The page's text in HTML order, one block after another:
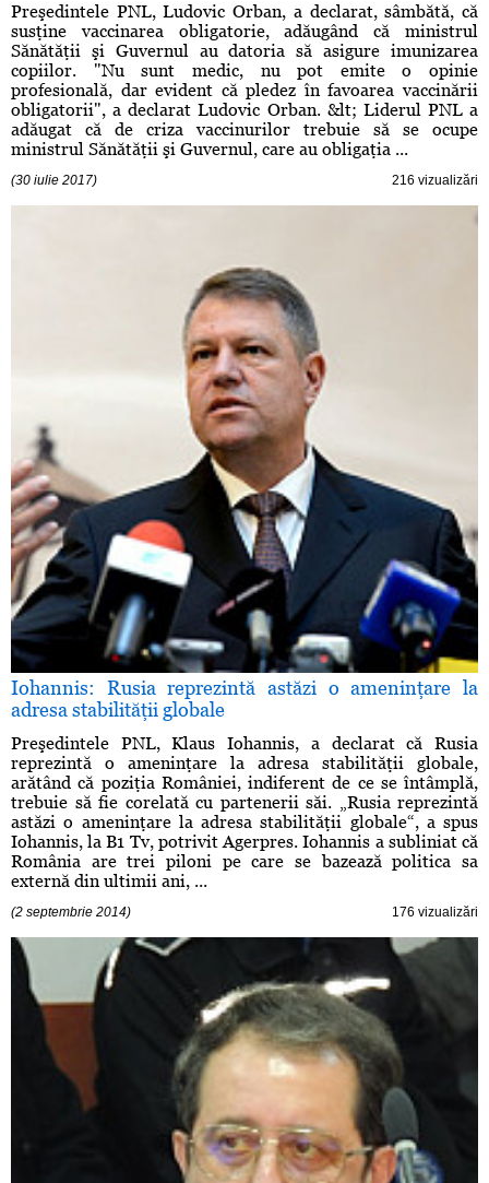
Preşedintele PNL, Ludovic Orban, a declarat, sâmbătă, că
susţine vaccinarea obligatorie, adăugând că ministrul
Sănătăţii şi Guvernul au datoria să asigure imunizarea
copiilor. "Nu sunt medic, nu pot emite o opinie
profesională, dar evident că pledez în favoarea vaccinării
obligatorii", a declarat Ludovic Orban. &lt; Liderul PNL a
adăugat că de criza vaccinurilor trebuie să se ocupe
ministrul Sănătăţii şi Guvernul, care au obligaţia ...
(30 iulie 2017) 216 vizualizări
Iohannis: Rusia reprezintă astăzi o ameninţare la
adresa stabilităţii globale
Preşedintele PNL, Klaus Iohannis, a declarat că Rusia
reprezintă o ameninţare la adresa stabilităţii globale,
arătând că poziţia României, indiferent de ce se întâmplă,
trebuie să fie corelată cu partenerii săi. „Rusia reprezintă
astăzi o ameninţare la adresa stabilităţii globale“, a spus
Iohannis, la B1 Tv, potrivit Agerpres. Iohannis a subliniat că
România are trei piloni pe care se bazează politica sa
externă din ultimii ani, ...
(2 septembrie 2014) 176 vizualizări